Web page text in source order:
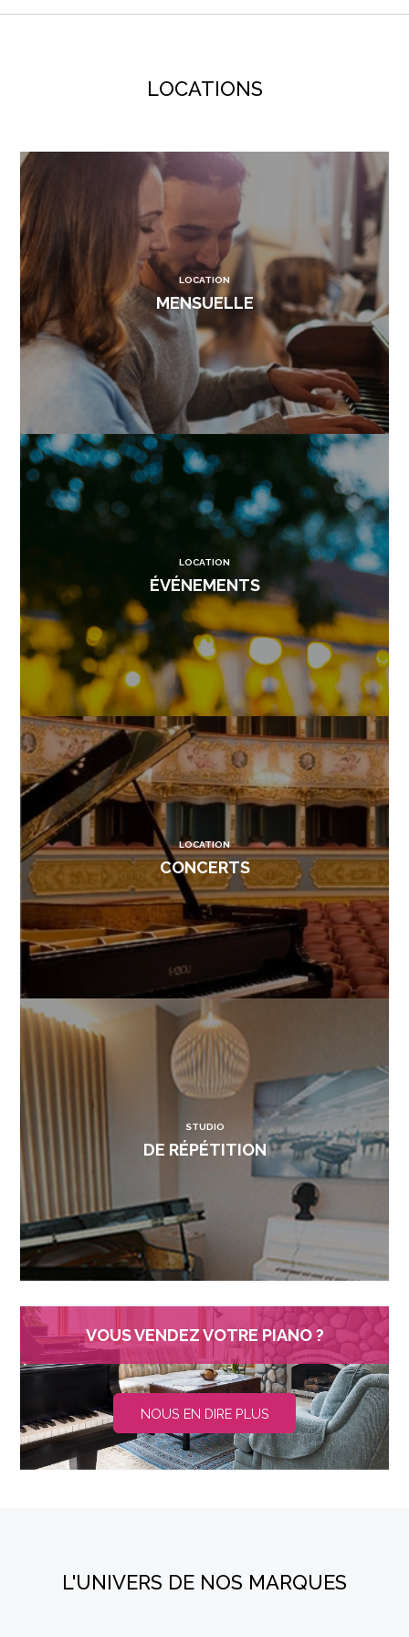
LOCATIONS
LOCATION
MENSUELLE
LOCATION
ÉVÉNEMENTS
LOCATION
CONCERTS
STUDIO
DE RÉPÉTITION
VOUS VENDEZ VOTRE PIANO ?
NOUS EN DIRE PLUS
L'UNIVERS DE NOS MARQUES